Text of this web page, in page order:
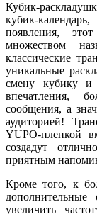
Кубик-
кубик-
появления,
множеством
классические
уникальные
смену кубику и
впечатления,
сообщения, а
аудиторией!
YUPO-пленкой
создадут
приятным
Кроме того, к
увеличить